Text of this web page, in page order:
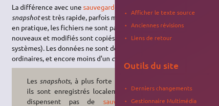
La différence avec unesauvegarde
snapshotest très rapide, parfois même instantanée. Par contre
en pratique, les fichiers ne sont pas dupliqués (seuls les fichiers
nouveaux et modifiés sont copiés quand nécessaire, selon les
systèmes). Les données ne sont donc pas à l'abri de corruptions
ordinaires, et encore moins d'un crash disk
Les snapshots, à plus forte raison si
ils sont enregistrés localement, ne
dispensent pas de sauvegardes
Afficher le texte source
Anciennes révisions
Liens de retour
Outils du site
Derniers changements
Gestionnaire Multimédia